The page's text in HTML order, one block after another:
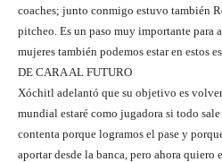
coaches; junto conmigo estuvo también
pitcheo. Es un paso muy importante para
mujeres también podemos estar en estos
DE CARA AL FUTURO
Xóchitl adelantó que su objetivo es
mundial estaré como jugadora si todo
contenta porque logramos el pase y
aportar desde la banca, pero ahora quiero